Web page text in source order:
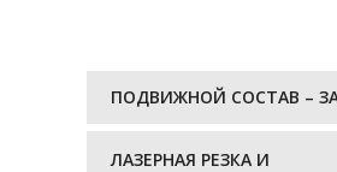
ПОДВИЖНОЙ СОСТАВ –
ЛАЗЕРНАЯ РЕЗКА И